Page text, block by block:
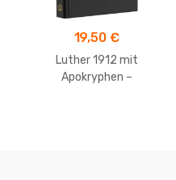
19,50 €
Luther 1912 mit
Apokryphen –